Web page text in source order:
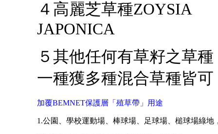
４高麗芝草種ZOYSIA
JAPONICA
５其他任何有草籽之草種
一種獲多種混合草種皆可
加覆BEMNET保護層「殖草帶」用途
1.公園、學校運動場、棒球場、足球場、槌球場綠地